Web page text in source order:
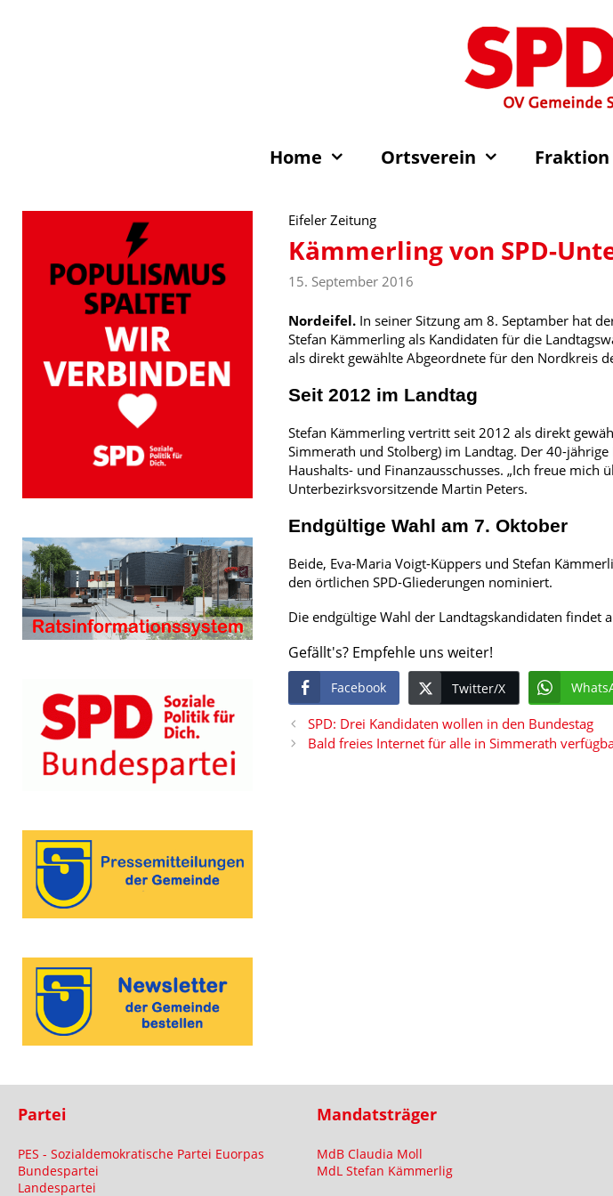
Home Ortsverein Fraktion
Eifeler Zeitung
Kämmerling von SPD-
15. September 2016
Nordeifel.In seiner Sitzung am 8. Septamber hat
Stefan Kämmerling als Kandidaten für die
als direkt gewählte Abgeordnete für den Nordkreis
Seit 2012 im Landtag
Stefan Kämmerling vertritt seit 2012 als direkt
Simmerath und Stolberg) im Landtag. Der 40-
Haushalts- und Finanzausschusses. „Ich freue
Unterbezirksvorsitzende Martin Peters.
Endgültige Wahl am 7. Oktober
Beide, Eva-Maria Voigt-Küppers und Stefan
den örtlichen SPD-Gliederungen nominiert.
Die endgültige Wahl der Landtagskandidaten findet
Gefällt's? Empfehle uns weiter!
Facebook Twitter/X
SPD: Drei Kandidaten wollen in den Bundestag
Bald freies Internet für alle in Simmerath
Partei
PES - Sozialdemokratische Partei Euorpas
Bundespartei
Landespartei
Mandatsträger
MdB Claudia Moll
MdL Stefan Kämmerlig